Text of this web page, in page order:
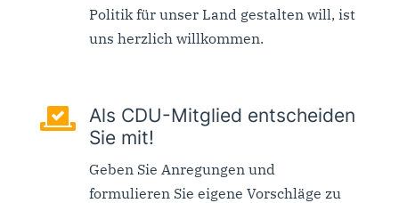
Politik für unser Land gestalten will, ist
uns herzlich willkommen.

Als CDU-Mitglied entscheiden
Sie mit!
Geben Sie Anregungen und
formulieren Sie eigene Vorschläge zu